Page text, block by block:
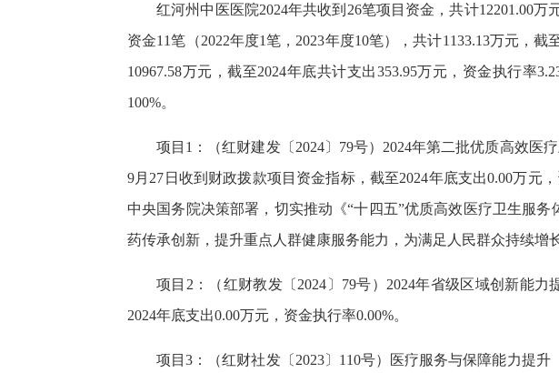
红河州中医医院2024年共收到26笔项目资金，共计12201.00
资金11笔（2022年度1笔，2023年度10笔），共计1133.13万元，
10967.58万元，截至2024年底共计支出353.95万元，资金执行率
100%。
项目1：（红财建发〔2024〕79号）2024年第二批优质高效医
9月27日收到财政拨款项目资金指标，截至2024年底支出0.00万元
中央国务院决策部署，切实推动《“十四五”优质高效医疗卫生服
药传承创新，提升重点人群健康服务能力，为满足人民群众持续增
项目2：（红财教发〔2024〕79号）2024年省级区域创新能
2024年底支出0.00万元，资金执行率0.00%。
项目3：（红财社发〔2023〕110号）医疗服务与保障能力提